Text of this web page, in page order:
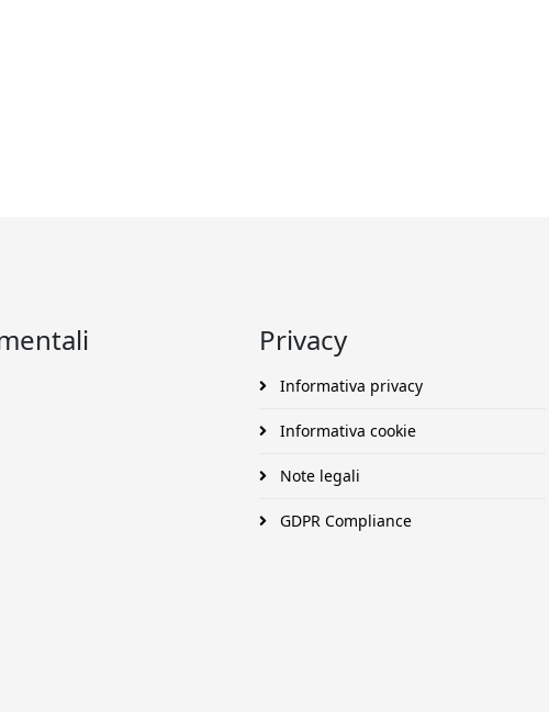
Privacy
Informativa privacy
Informativa cookie
Note legali
GDPR Compliance